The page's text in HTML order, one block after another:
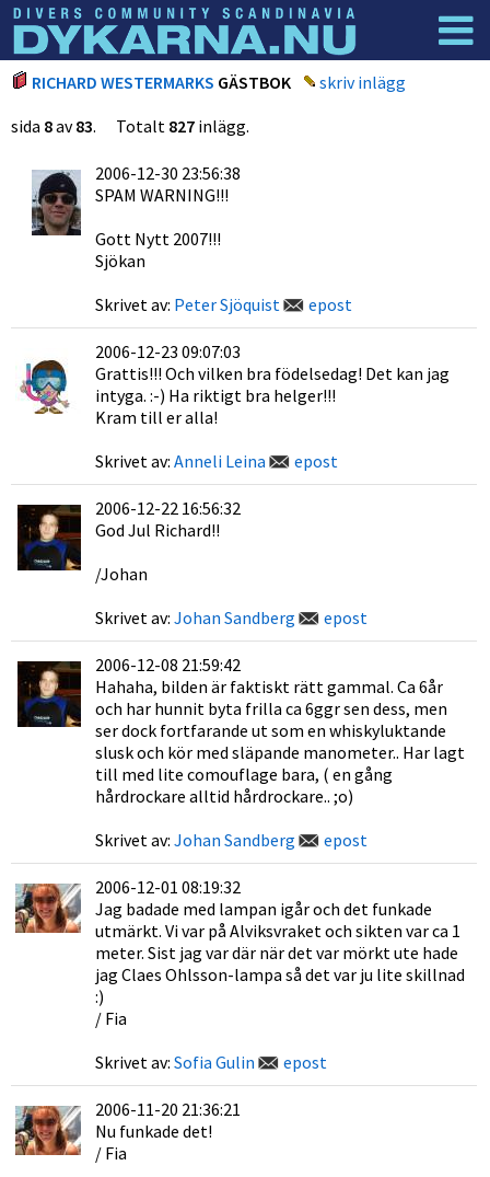
Dyknyheter Logga in
RICHARD WESTERMARKS GÄSTBOK
skriv inlägg
sida 8av83. Totalt 827 inlägg.
2006-12-30 23:56:38
SPAM WARNING!!!
Gott Nytt 2007!!!
Sjökan
Skrivet av: Peter Sjöquist epost
2006-12-23 09:07:03
Grattis!!! Och vilken bra födelsedag! Det kan jag
intyga. :-) Ha riktigt bra helger!!!
Kram till er alla!
Skrivet av: Anneli Leina epost
2006-12-22 16:56:32
God Jul Richard!!
/Johan
Skrivet av: Johan Sandberg epost
2006-12-08 21:59:42
Hahaha, bilden är faktiskt rätt gammal. Ca 6år
och har hunnit byta frilla ca 6ggr sen dess, men
ser dock fortfarande ut som en whiskyluktande
slusk och kör med släpande manometer.. Har lagt
till med lite comouflage bara, ( en gång
hårdrockare alltid hårdrockare.. ;o)
Skrivet av: Johan Sandberg epost
2006-12-01 08:19:32
Jag badade med lampan igår och det funkade
utmärkt. Vi var på Alviksvraket och sikten var ca 1
meter. Sist jag var där när det var mörkt ute hade
jag Claes Ohlsson-lampa så det var ju lite skillnad
:)
/ Fia
Skrivet av: Sofia Gulin epost
2006-11-20 21:36:21
Nu funkade det!
/ Fia